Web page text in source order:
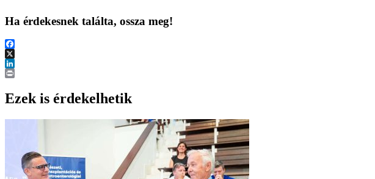
Ha érdekesnek találta, ossza meg!
Facebook
X
LinkedIn
Ezek is érdekelhetik